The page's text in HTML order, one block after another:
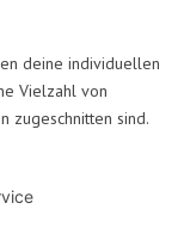
deine individuellen
Vielzahl von
zugeschnitten sind.